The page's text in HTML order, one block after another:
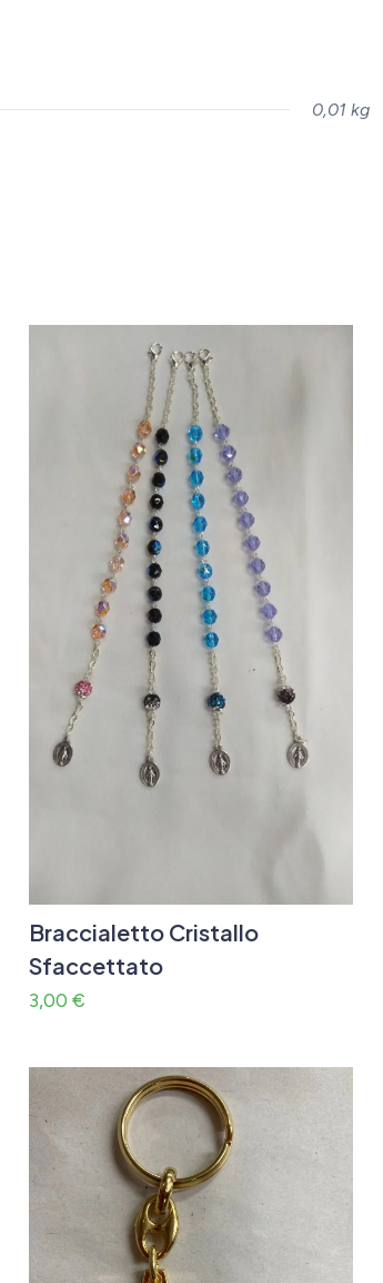
0,01 kg
Braccialetto Cristallo
Sfaccettato
3,00 €